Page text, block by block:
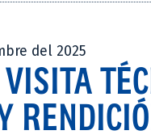
del 2025